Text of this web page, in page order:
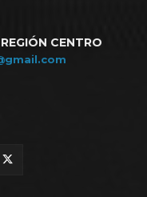
CENTRO